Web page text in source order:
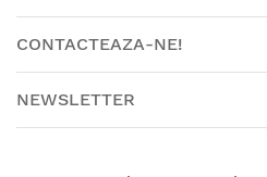
CONTACTEAZA-NE!
NEWSLETTER